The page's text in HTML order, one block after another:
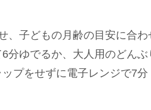
、子どもの月齢の目安に合わ
分ゆでるか、大人用のどんぶ
プをせずに電子レンジで7分